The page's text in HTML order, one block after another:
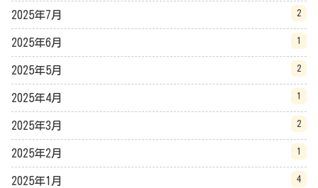
2025年7月 2
2025年6月 1
2025年5月 2
2025年4月 1
2025年3月 2
2025年2月 1
2025年1月 4